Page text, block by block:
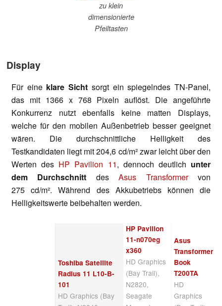
zu klein
dimensionierte
Pfeiltasten
Display
Für eine klare Sicht sorgt ein spiegelndes TN-Panel,
das mit 1366 x 768 Pixeln auflöst. Die angeführte
Konkurrenz nutzt ebenfalls keine matten Displays,
welche für den mobilen Außenbetrieb besser geeignet
wären. Die durchschnittliche Helligkeit des
Testkandidaten liegt mit 204,6 cd/m² zwar leicht über den
Werten des HP Pavilion 11, dennoch deutlich unter
dem Durchschnitt desAsus Transformervon
275 cd/m². Während des Akkubetriebs können die
Helligkeitswerte beibehalten werden.
Toshiba Satellite
Radius 11 L10-B-
101
HD Graphics (Bay
HP Pavilion
11-n070eg
x360
HD Graphics
(Bay Trail),
N2820,
Seagate
Asus
Transformer
Book
T200TA
HD
Graphics